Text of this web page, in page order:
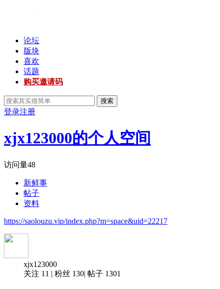
论坛
版块
喜欢
话题
购买邀请码
搜索
登录注册
xjx123000的个人空间
访问量48
新鲜事
帖子
资料
https://saolouzu.vip/index.php?m=space&uid=22217
xjx123000
关注 11 | 粉丝 130| 帖子 1301